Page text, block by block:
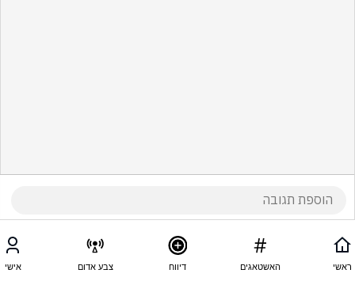
ראשי האשטאגים דיווח צבע אדום אישי